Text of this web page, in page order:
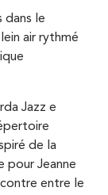
dans le
air rythmé
Jazz e
de la
pour Jeanne
entre le